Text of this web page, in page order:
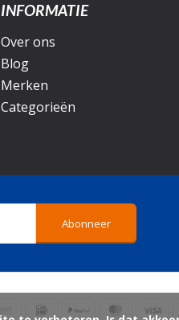
INFORMATIE
Over ons
Blog
Merken
Categorieën
Abonneer